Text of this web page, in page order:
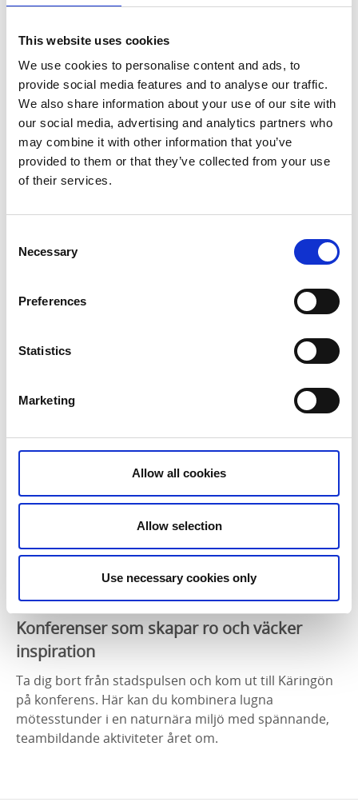
This website uses cookies
We use cookies to personalise content and ads, to
provide social media features and to analyse our traffic.
We also share information about your use of our site with
our social media, advertising and analytics partners who
may combine it with other information that you’ve
provided to them or that they’ve collected from your use
of their services.
Selection
Necessary
Preferences
Statistics
Marketing
Allow all cookies
Allow selection
Use necessary cookies only
Ät och drick med utsikt över hamnen
Hotellets restaurang ligger strax invid bryggan med
en magnifik utsikt över hamnen. Här kan du slinka in
inspiration från havet, eller bara njuta av något gott
sommarkvällarna är det alltid högtryck med musik,
Vandrarhem som närmaste granne
För dig som söker ett enklare boende erbjuds rum i
olika storlekar i det intilliggande vandrarhemmet. Här
balkong med utsikt över Käringöns livliga hamn.
Amplifyphoto/ Markus Holm
Konferenser som skapar ro och väcker
inspiration
Ta dig bort från stadspulsen och kom ut till Käringön
på konferens. Här kan du kombinera lugna
mötesstunder i en naturnära miljö med spännande,
teambildande aktiviteter året om.